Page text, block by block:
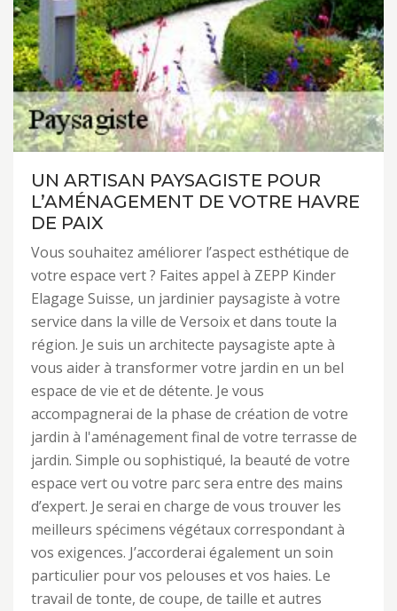
UN ARTISAN PAYSAGISTE POUR
L’AMÉNAGEMENT DE VOTRE HAVRE
DE PAIX
Vous souhaitez améliorer l’aspect esthétique de
votre espace vert ? Faites appel à ZEPP Kinder
Elagage Suisse, un jardinier paysagiste à votre
service dans la ville de Versoix et dans toute la
région. Je suis un architecte paysagiste apte à
vous aider à transformer votre jardin en un bel
espace de vie et de détente. Je vous
accompagnerai de la phase de création de votre
jardin à l'aménagement final de votre terrasse de
jardin. Simple ou sophistiqué, la beauté de votre
espace vert ou votre parc sera entre des mains
d’expert. Je serai en charge de vous trouver les
meilleurs spécimens végétaux correspondant à
vos exigences. J’accorderai également un soin
particulier pour vos pelouses et vos haies. Le
travail de tonte, de coupe, de taille et autres